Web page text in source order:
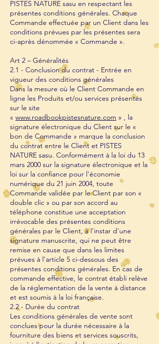
PISTES NATURE sasu en respectant les
présentes conditions générales. Chaque
Commande effectuée par un Client dans les
conditions prévues par les présentes sera
ci-après dénommée « Commande ».
Art 2 – Généralités
2.1 - Conclusion du contrat - Entrée en
vigueur des conditions générales
Dans la mesure où le Client Commande en
ligne les Produits et/ou services présentés
sur le site
« www.roadbookpistesnature.com » , la
signature électronique du Client sur le «
bon de Commande » marque la conclusion
du contrat entre le Client et PISTES
NATURE sasu. Conformément à la loi du 13
mars 2000 sur la signature électronique et la
loi sur la confiance pour l'économie
numérique du 21 juin 2004, toute
Commande validée par le Client par son «
double clic » ou par son accord au
téléphone constitue une acceptation
irrévocable des présentes conditions
générales par le Client, à l'instar d'une
signature manuscrite, qui ne peut être
remise en cause que dans les limites
prévues à l'article 5 ci-dessous des
présentes conditions générales. En cas de
commande effective, le contrat établi relève
de la réglementation de la vente à distance
et est soumis à la loi française.
2.2 - Durée du contrat
Les conditions générales de vente sont
conclues pour la durée nécessaire à la
fourniture des biens et services souscrits,